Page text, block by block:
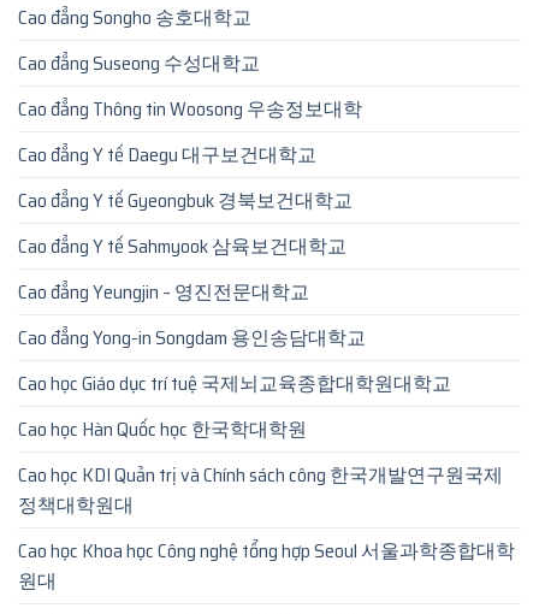
Cao đẳng Songho 송호대학교
Cao đẳng Suseong 수성대학교
Cao đẳng Thông tin Woosong 우송정보대학
Cao đẳng Y tế Daegu 대구보건대학교
Cao đẳng Y tế Gyeongbuk 경북보건대학교
Cao đẳng Y tế Sahmyook 삼육보건대학교
Cao đẳng Yeungjin – 영진전문대학교
Cao đẳng Yong-in Songdam 용인송담대학교
Cao học Giáo dục trí tuệ 국제뇌교육종합대학원대학교
Cao học Hàn Quốc học 한국학대학원
Cao học KDI Quản trị và Chính sách công 한국개발연구원국제
정책대학원대
Cao học Khoa học Công nghệ tổng hợp Seoul 서울과학종합대학
원대